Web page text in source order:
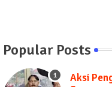
Popular Posts
Aksi